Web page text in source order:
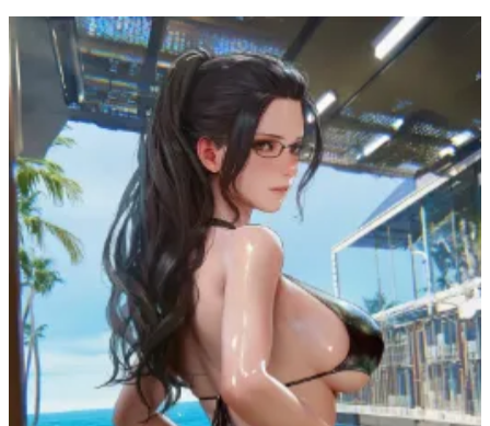
虎鉤衆 ToraKagiNet